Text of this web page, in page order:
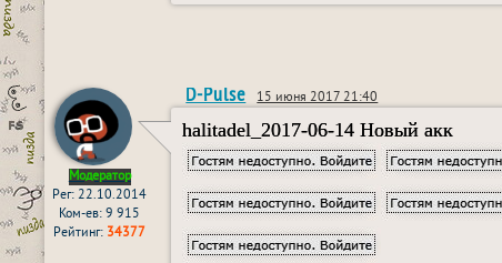
Модератор
Рег: 22.10.2014
Ком-ев: 9 915
Рейтинг: 34377
D-Pulse 15 июня 2017 21:40
halitadel_2017-06-14 Новый акк